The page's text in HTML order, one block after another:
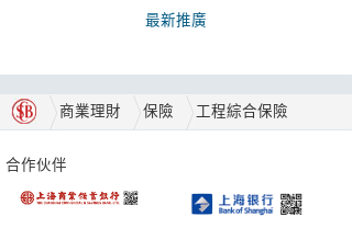
最新推廣
商業理財 保險 工程綜合保險
合作伙伴